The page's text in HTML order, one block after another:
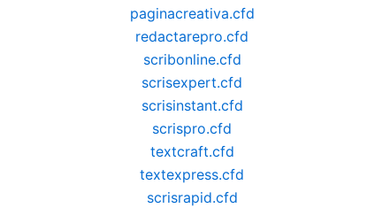
paginacreativa.cfd
redactarepro.cfd
scribonline.cfd
scrisexpert.cfd
scrisinstant.cfd
scrispro.cfd
textcraft.cfd
textexpress.cfd
scrisrapid.cfd